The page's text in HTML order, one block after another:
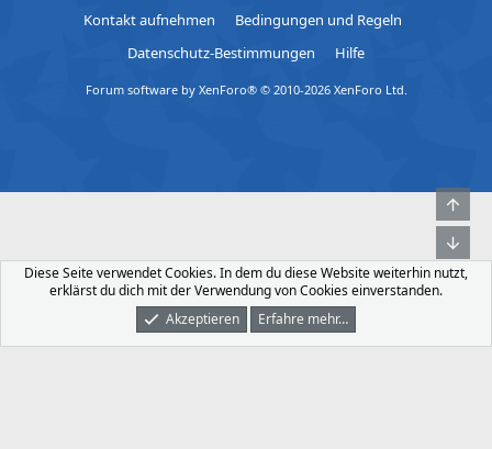
Kontakt aufnehmen
Bedingungen und Regeln
Datenschutz-Bestimmungen
Hilfe
Forum software by XenForo® © 2010-2026 XenForo Ltd.
Was Ist Neu Dunkler Modus Anmelden
Diese Seite verwendet Cookies. In dem du diese Website weiterhin nutzt,
erklärst du dich mit der Verwendung von Cookies einverstanden.
Akzeptieren
Erfahre mehr…